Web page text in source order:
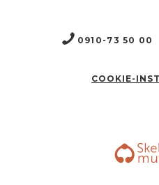
0910-73 50 00
COOKIE-